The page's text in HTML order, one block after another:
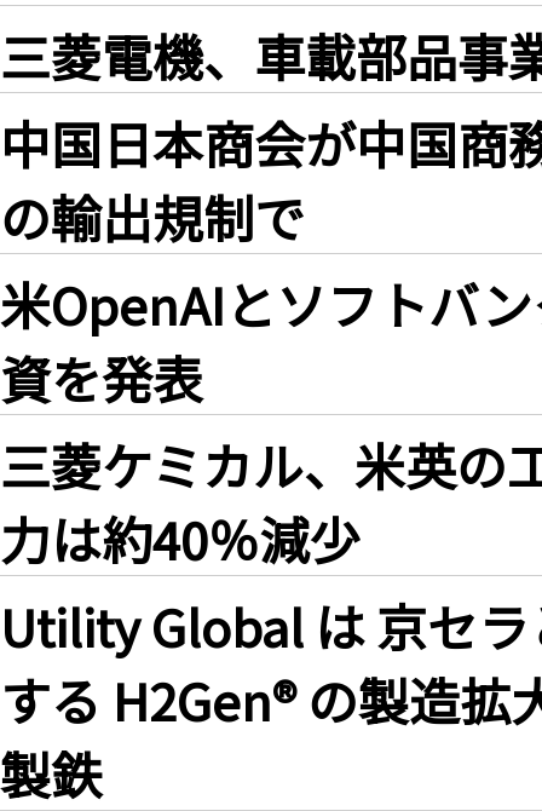
三菱電機、車載部品事
中国日本商会が中国商
の輸出規制で
米OpenAIとソフトバ
資を発表
三菱ケミカル、米英
力は約40％減少
Utility Global は 京セ
する H2Gen® の製造
製鉄